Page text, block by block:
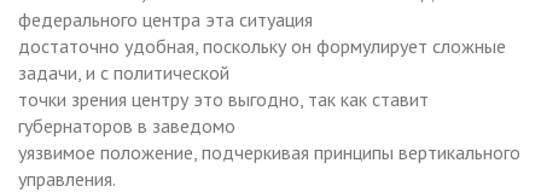
федерального центра эта ситуация
достаточно удобная, поскольку он формулирует сложные
задачи, и с политической
точки зрения центру это выгодно, так как ставит
губернаторов в заведомо
уязвимое положение, подчеркивая принципы вертикального
управления.